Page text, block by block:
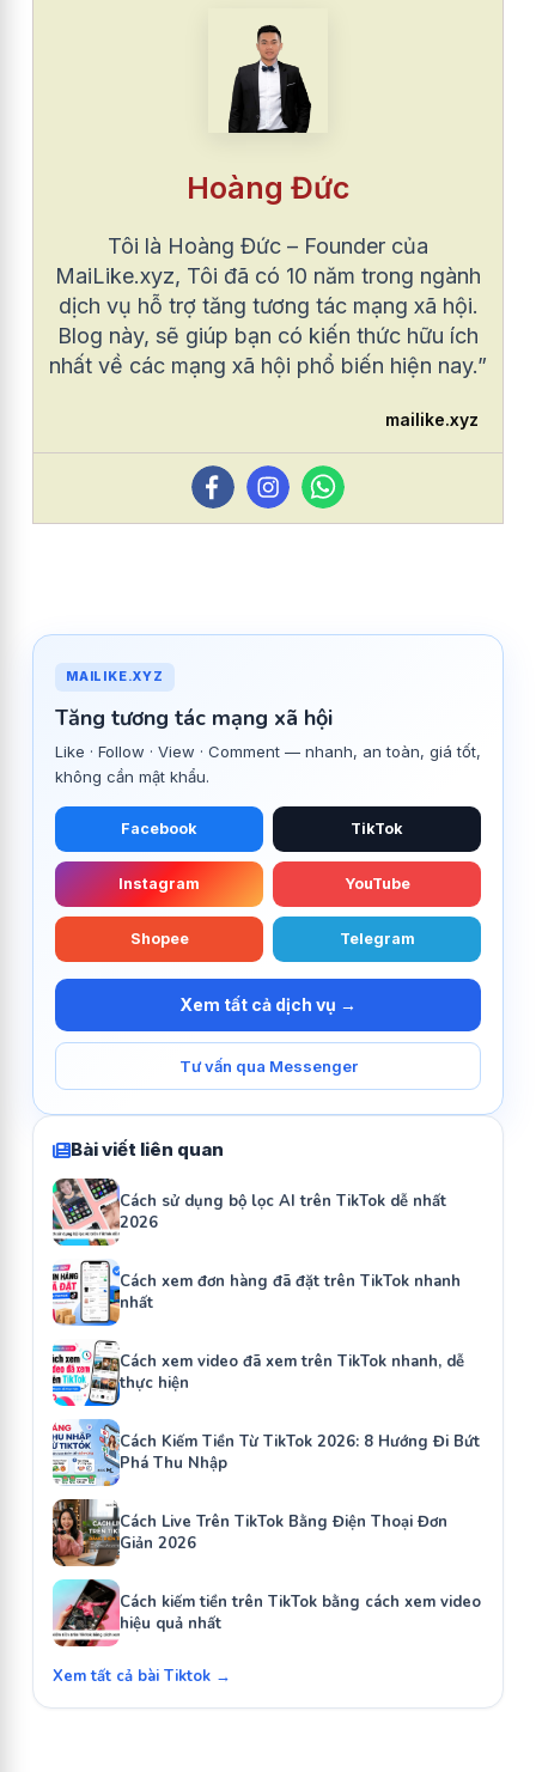
Hoàng Đức
Tôi là Hoàng Đức – Founder của
MaiLike.xyz, Tôi đã có 10 năm trong ngành
dịch vụ hỗ trợ tăng tương tác mạng xã hội.
Blog này, sẽ giúp bạn có kiến thức hữu ích
nhất về các mạng xã hội phổ biến hiện nay.”
mailike.xyz
MAILIKE.XYZ
Tăng tương tác mạng xã hội
Like · Follow · View · Comment — nhanh, an toàn, giá tốt,
không cần mật khẩu.
Facebook TikTok
Instagram YouTube
Shopee Telegram
Xem tất cả dịch vụ →
Tư vấn qua Messenger
Bài viết liên quan
Cách sử dụng bộ lọc AI trên TikTok dễ nhất
2026
Cách xem đơn hàng đã đặt trên TikTok nhanh
nhất
Cách xem video đã xem trên TikTok nhanh, dễ
thực hiện
Cách Kiếm Tiền Từ TikTok 2026: 8 Hướng Đi Bứt
Phá Thu Nhập
Cách Live Trên TikTok Bằng Điện Thoại Đơn
Giản 2026
Cách kiếm tiền trên TikTok bằng cách xem video
hiệu quả nhất
Xem tất cả bài Tiktok →